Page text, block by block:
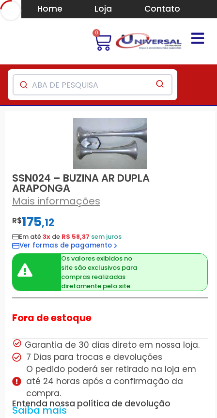
Home Loja Contato
0
SSN024 – BUZINA AR DUPLA
ARAPONGA
Mais informações
R$175,12
Em até3x de R$ 58,37 sem juros
Ver formas de pagamento
Os valores exibidos no
site são exclusivos para
compras realizadas
diretamente pelo site.
Fora de estoque
Garantia de 30 dias direto em nossa loja.
7 Dias para trocas e devoluções
O pedido poderá ser retirado na loja em
até 24 horas após a confirmação da
compra.
Entenda nossa política de devolução
Saiba mais